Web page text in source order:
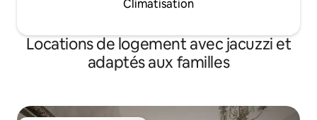
Climatisation
Locations de logement avec jacuzzi et
adaptés aux familles